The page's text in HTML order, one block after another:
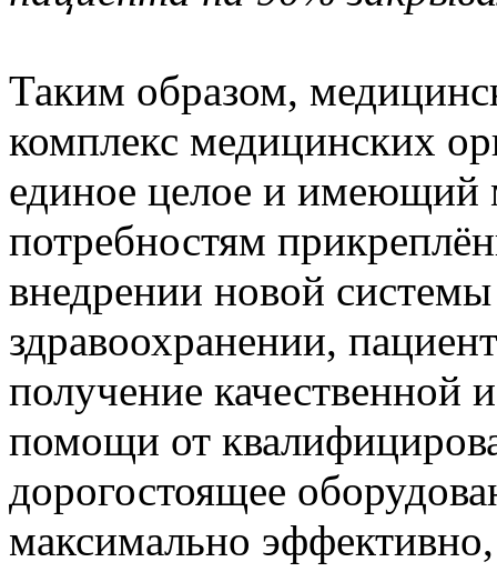
Таким образом,
комплекс медицинских
единое целое и имеющий
потребностям
внедрении новой
здравоохранении,
получение качественной
помощи от
дорогостоящее
максимально